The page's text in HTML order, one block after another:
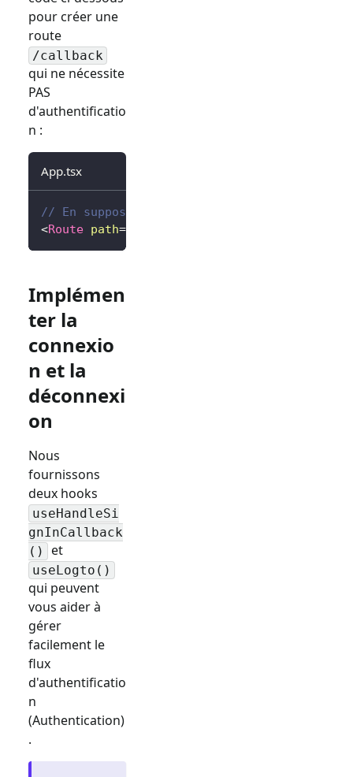
pour créer une
route
/callback
qui ne nécessite
PAS
d'authentificatio
n :
App.tsx
// En supposant react-router
<Route path=
Implémen
ter la
connexio
n et la
déconnexi
on
Nous
fournissons
deux hooks
useHandleSi
gnInCallback
()
et
useLogto()
qui peuvent
vous aider à
gérer
facilement le
flux
d'authentificatio
n
(Authentication)
.